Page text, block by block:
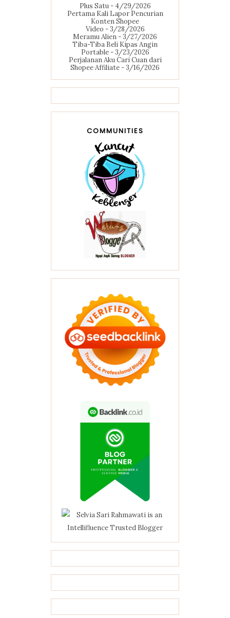
Plus Satu- 4/29/2026
Pertama Kali Lapor Pencurian
Konten Shopee
Video - 3/28/2026
Meramu Alien - 3/27/2026
Tiba-Tiba Beli Kipas Angin
Portable- 3/23/2026
Perjalanan Aku Cari Cuan dari
Shopee Affiliate - 3/16/2026
COMMUNITIES